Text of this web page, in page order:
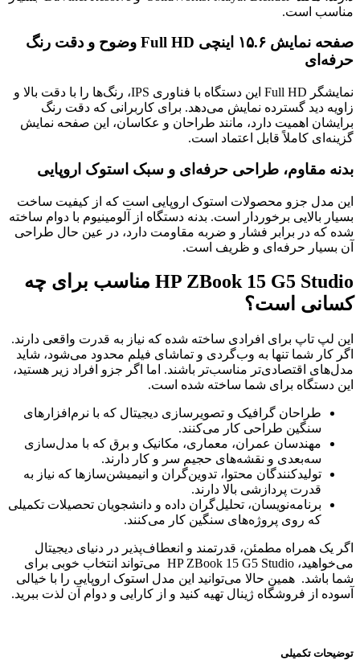
مناسب است.
صفحه نمایش ۱۵.۶ اینچی Full HD وضوح و دقت رنگ
حرفه‌ای
نمایشگر Full HD این دستگاه با فناوری IPS، رنگ‌ها را با دقت بالا و
زاویه دید گسترده نمایش می‌دهد. برای کاربرانی که دقت رنگ
برایشان اهمیت دارد، مانند طراحان و عکاسان، این صفحه نمایش
گزینه‌ای کاملاً قابل اعتماد است.
بدنه مقاوم، طراحی حرفه‌ای و سبک استوک اروپایی
این مدل جزو محصولات استوک اروپایی‌ است که از کیفیت ساخت
بسیار بالایی برخوردار است. بدنه دستگاه از آلومینیوم با دوام ساخته
شده که در برابر فشار و ضربه مقاومت دارد، در عین حال طراحی
آن بسیار حرفه‌ای و ظریف است.
HP ZBook 15 G5 Studio مناسب برای چه
کسانی است؟
این لپ تاپ برای افرادی ساخته شده که نیاز به قدرت واقعی دارند.
اگر کار شما تنها به وب‌گردی و تماشای فیلم محدود می‌شود، شاید
مدل‌های اقتصادی‌تر مناسب‌تر باشند. اما اگر جزو افراد زیر هستید،
این دستگاه برای شما ساخته شده است.
طراحان گرافیک و تصویرسازی دیجیتال که با نرم‌افزارهای
سنگین طراحی کار می‌کنند.
مهندسان عمران، معماری، مکانیک و برق که با مدل‌سازی
سه‌بعدی و نقشه‌های حجیم سر و کار دارند.
تولیدکنندگان محتوا، تدوین‌گران و انیمیشن‌سازها که نیاز به
قدرت پردازشی بالا دارند.
برنامه‌نویسان، تحلیل‌گران داده و دانشجویان تحصیلات تکمیلی
که روی پروژه‌های سنگین کار می‌کنند.
اگر یک همراه مطمئن، قدرتمند و انعطاف‌پذیر در دنیای دیجیتال
می‌خواهید، HP ZBook 15 G5 Studio می‌تواند انتخاب خوبی برای
شما باشد. همین حالا می‌توانید این مدل استوک اروپایی را با خیالی
آسوده از فروشگاه ژینال تهیه کنید و از کارایی و دوام آن لذت ببرید.
توضیحات تکمیلی